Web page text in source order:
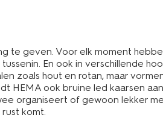
te geven. Voor elk moment
En ook in verschillende
zoals hout en rotan, maar
HEMA ook bruine led kaarsen
organiseert of gewoon lekker
komt.